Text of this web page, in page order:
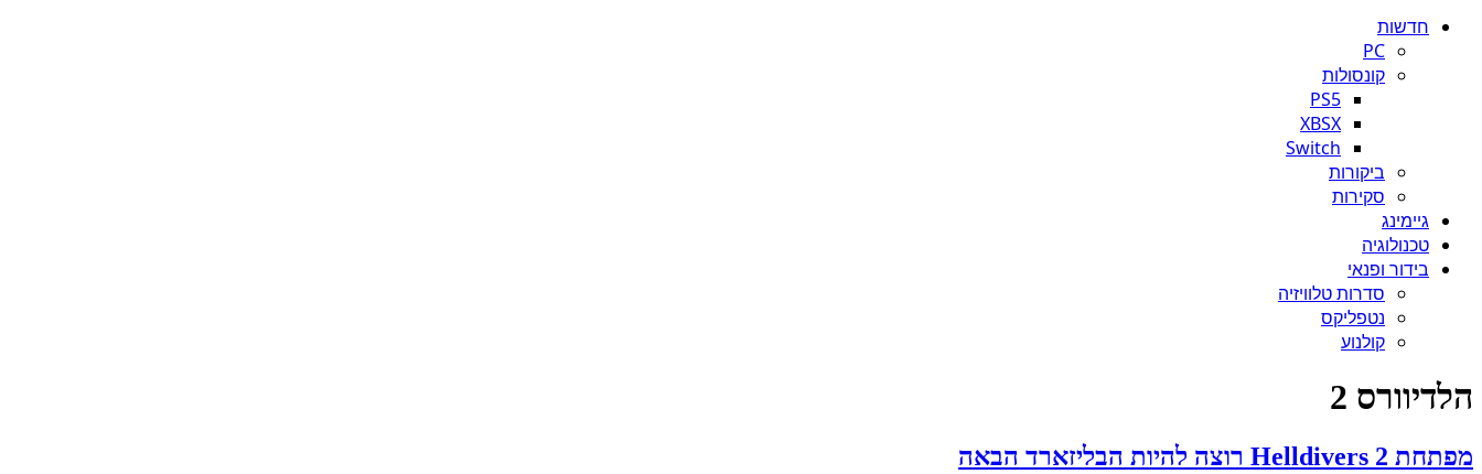
חדשות
PC
קונסולות
PS5
XBSX
Switch
ביקורות
סקירות
גיימינג
טכנולוגיה
בידור ופנאי
סדרות טלוויזיה
נטפליקס
קולנוע
הלדיוורס 2
מפתחת Helldivers 2 רוצה להיות הבליזארד הבאה